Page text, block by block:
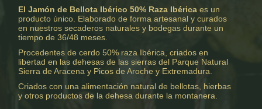
El Jamón de Bellota Ibérico 50% Raza Ibéricaes un
producto único. Elaborado de forma artesanal y curados
en nuestros secaderos naturales y bodegas durante un
tiempo de 36/48 meses.
Procedentes de cerdo 50% raza Ibérica, criados en
libertad en las dehesas de las sierras del Parque Natural
Sierra de Aracena y Picos de Aroche y Extremadura.
Criados con una alimentación natural de bellotas, hierbas
y otros productos de la dehesa durante la montanera.